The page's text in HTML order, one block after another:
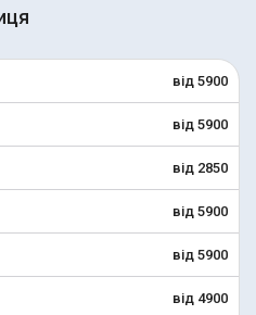
від 5900
від 5900
від 2850
від 5900
від 5900
від 4900